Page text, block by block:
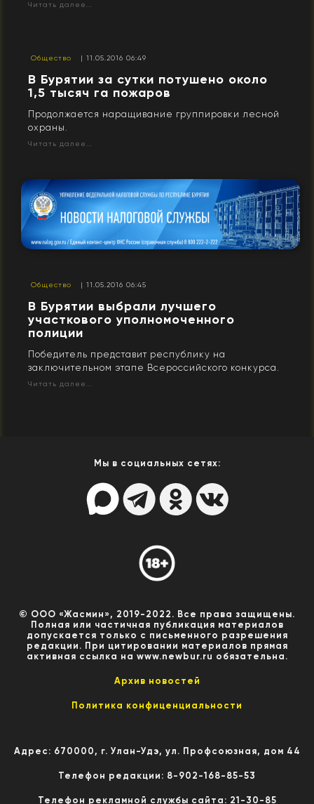
Читать далее...
Общество | 11.05.2016 06:49
​В Бурятии за сутки потушено около
1,5 тысяч га пожаров
Продолжается наращивание группировки лесной
охраны.
Читать далее...
Общество | 11.05.2016 06:45
В Бурятии выбрали лучшего
участкового уполномоченного
полиции
Победитель представит республику на
заключительном этапе Всероссийского конкурса.
Читать далее...
Мы в социальных сетях:
© ООО «Жасмин», 2019-2022. Все права защищены.
Полная или частичная публикация материалов
допускается только с письменного разрешения
редакции. При цитировании материалов прямая
активная ссылка на www.newbur.ru обязательна.
Архив новостей
Политика конфиценциальности
Адрес: 670000, г. Улан-Удэ, ул. Профсоюзная, дом 44
Телефон редакции: 8-902-168-85-53
Телефон рекламной службы сайта: 21-30-85